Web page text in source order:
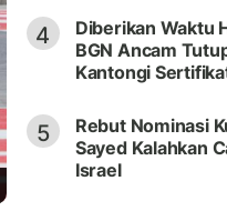
4
Diberikan Waktu
BGN Ancam
Kantongi
5
Rebut Nominasi
Sayed Kalahkan
Israel